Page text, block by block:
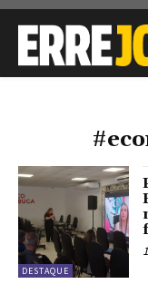
DESTAQUE